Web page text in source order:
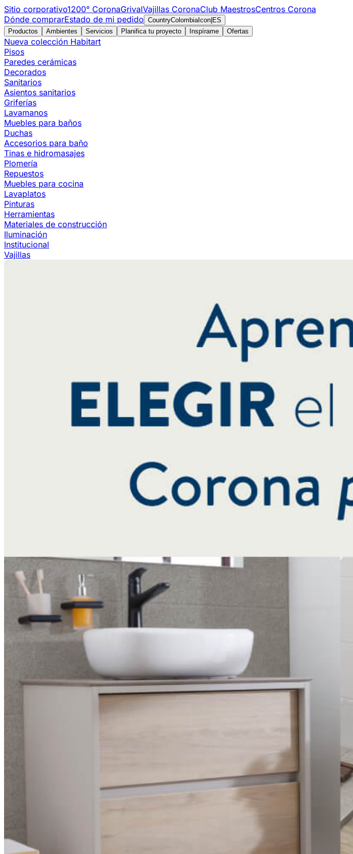
Sitio corporativo1200° CoronaGrivalVajillas CoronaClub MaestrosCentros Corona
Dónde comprarEstado de mi pedido CountryColombiaIcon ES
Productos
Ambientes Servicios Planifica tu proyecto Inspírame Ofertas
Nueva colección Habitart
Pisos
Paredes cerámicas
Decorados
Sanitarios
Asientos sanitarios
Griferías
Lavamanos
Muebles para baños
Duchas
Accesorios para baño
Tinas e hidromasajes
Plomería
Repuestos
Muebles para cocina
Lavaplatos
Pinturas
Herramientas
Materiales de construcción
Iluminación
Institucional
Vajillas